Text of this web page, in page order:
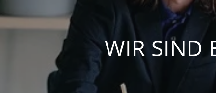
WIR SIND